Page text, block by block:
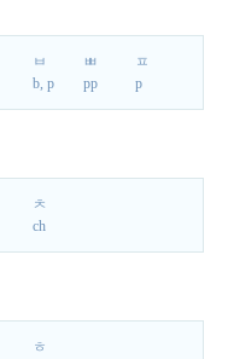
ㅂ
b, p
ㅃ
pp
ㅍ
p
ㅊ
ch
ㅎ